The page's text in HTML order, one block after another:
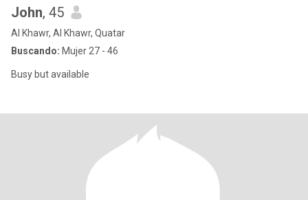
John, 45
Al Khawr, Al Khawr, Quatar
Buscando: Mujer 27 - 46
Busy but available